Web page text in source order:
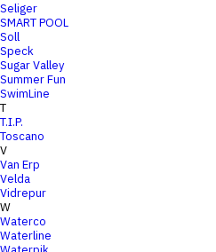
Seliger
SMART POOL
Soll
Speck
Sugar Valley
Summer Fun
SwimLine
T
T.I.P.
Toscano
V
Van Erp
Velda
Vidrepur
W
Waterco
Waterline